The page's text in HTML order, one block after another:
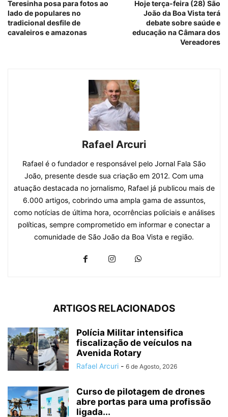
Teresinha posa para fotos ao
lado de populares no
tradicional desfile de
cavaleiros e amazonas
Hoje terça-feira (28) São
João da Boa Vista terá
debate sobre saúde e
educação na Câmara dos
Vereadores
Rafael Arcuri
Rafael é o fundador e responsável pelo Jornal Fala São
João, presente desde sua criação em 2012. Com uma
atuação destacada no jornalismo, Rafael já publicou mais de
6.000 artigos, cobrindo uma ampla gama de assuntos,
como notícias de última hora, ocorrências policiais e análises
políticas, sempre comprometido em informar e conectar a
comunidade de São João da Boa Vista e região.
ARTIGOS RELACIONADOS
Polícia Militar intensifica
fiscalização de veículos na
Avenida Rotary
Rafael Arcuri - 6 de Agosto, 2026
Curso de pilotagem de drones
abre portas para uma profissão
ligada...